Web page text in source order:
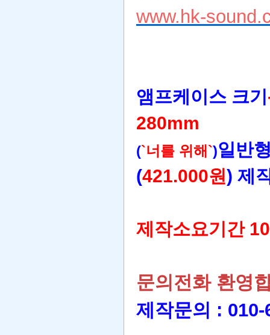
www.hk-
앰프케이스 크기
280mm
(`너를 위해`)일반
(421.000원) 제
제작소요기간
문의전화 환영
제작문의 :